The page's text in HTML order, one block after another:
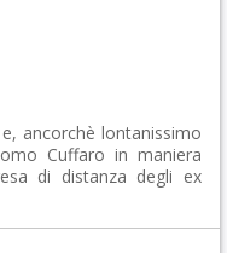
ancorchè lontanissimo
Cuffaro in maniera
di distanza degli ex